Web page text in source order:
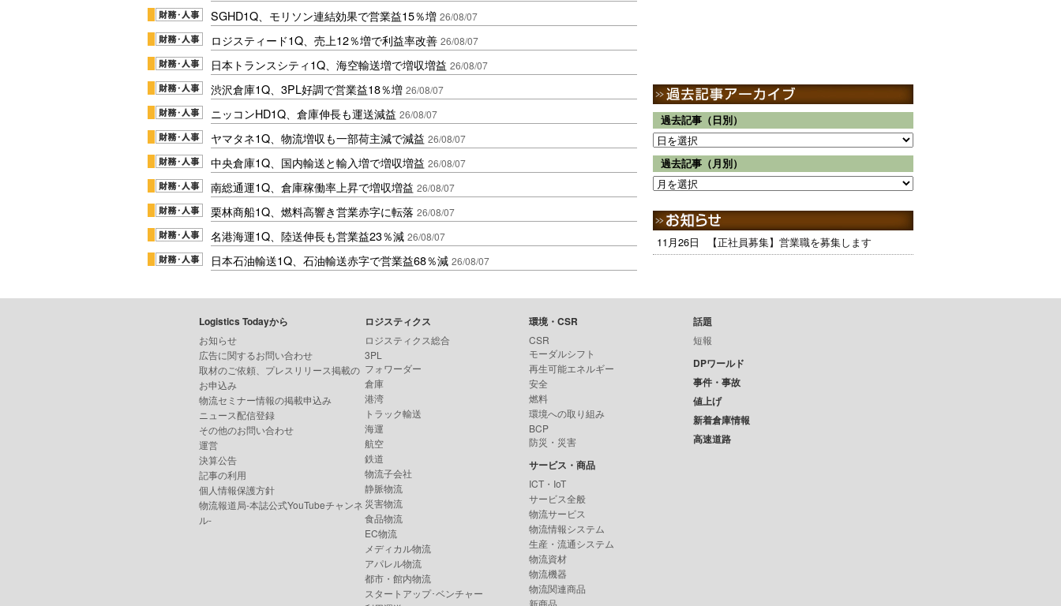
SGHD1Q、モリソン連結効果で営業益15％増 26/08/07
ロジスティード1Q、売上12％増で利益率改善 26/08/07
日本トランスシティ1Q、海空輸送増で増収増益 26/08/07
渋沢倉庫1Q、3PL好調で営業益18％増 26/08/07
ニッコンHD1Q、倉庫伸長も運送減益 26/08/07
ヤマタネ1Q、物流増収も一部荷主減で減益 26/08/07
中央倉庫1Q、国内輸送と輸入増で増収増益 26/08/07
南総通運1Q、倉庫稼働率上昇で増収増益 26/08/07
栗林商船1Q、燃料高響き営業赤字に転落 26/08/07
名港海運1Q、陸送伸長も営業益23％減 26/08/07
日本石油輸送1Q、石油輸送赤字で営業益68％減 26/08/07
過去記事（日別）
過去記事（月別）
11月26日 【正社員募集】営業職を募集します
Logistics Todayから
お知らせ
広告に関するお問い合わせ
取材のご依頼、プレスリリース掲載の
お申込み
物流セミナー情報の掲載申込み
ニュース配信登録
その他のお問い合わせ
運営
決算公告
記事の利用
個人情報保護方針
物流報道局-本誌公式YouTubeチャンネ
ル-
ロジスティクス
ロジスティクス総合
3PL
フォワーダー
倉庫
港湾
トラック輸送
海運
航空
鉄道
物流子会社
静脈物流
災害物流
食品物流
EC物流
メディカル物流
アパレル物流
都市・館内物流
スタートアップ･ベンチャー
環境・CSR
CSR
モーダルシフト
再生可能エネルギー
安全
燃料
環境への取り組み
BCP
防災・災害
サービス・商品
ICT・IoT
サービス全般
物流サービス
物流情報システム
生産・流通システム
物流資材
物流機器
物流関連商品
新商品
話題
短報
DPワールド
事件・事故
値上げ
新着倉庫情報
高速道路